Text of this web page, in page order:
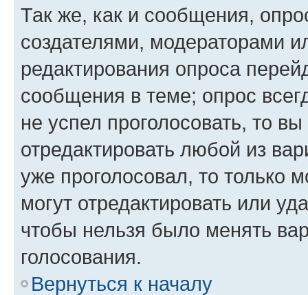
Так же, как и сообщения,
создателями, модераторами
редактирования опроса
сообщения в теме; опрос
не успел проголосовать, то
отредактировать любой из
уже проголосовал, то только
могут отредактировать или
чтобы нельзя было менять
голосования.
Вернуться к началу